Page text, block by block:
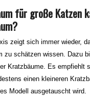
für große Katzen
zeigt sich immer wieder,
zu schätzen wissen. Dazu
Kratzbäume. Es empfiehlt
einen kleineren
Modell ausgetauscht wird.